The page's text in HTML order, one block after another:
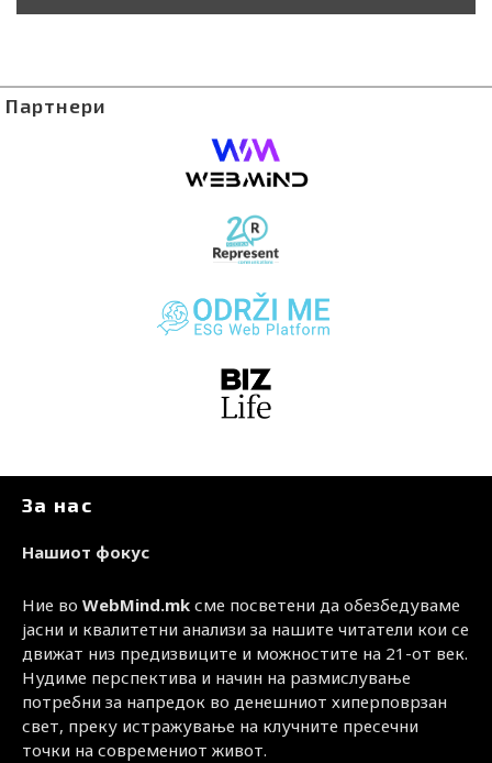
Партнери
За нас
Нашиот фокус
Ние во WebMind.mk сме посветени да обезбедуваме
јасни и квалитетни анализи за нашите читатели кои се
движат низ предизвиците и можностите на 21-от век.
Нудиме перспектива и начин на размислување
потребни за напредок во денешниот хиперповрзан
свет, преку истражување на клучните пресечни
точки на современиот живот.